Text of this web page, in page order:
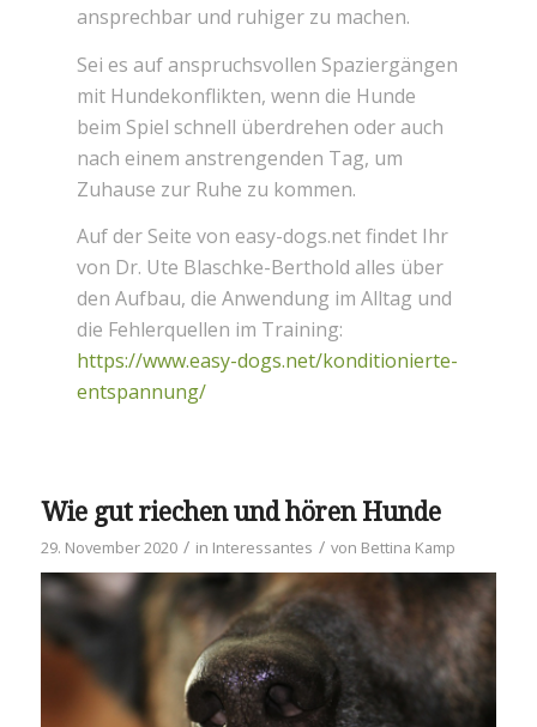
ansprechbar und ruhiger zu machen.
Sei es auf anspruchsvollen Spaziergängen
mit Hundekonflikten, wenn die Hunde
beim Spiel schnell überdrehen oder auch
nach einem anstrengenden Tag, um
Zuhause zur Ruhe zu kommen.
Auf der Seite von easy-dogs.net findet Ihr
von Dr. Ute Blaschke-Berthold alles über
den Aufbau, die Anwendung im Alltag und
die Fehlerquellen im Training:
https://www.easy-dogs.net/konditionierte-
entspannung/
Wie gut riechen und hören Hunde
29. November 2020 / in Interessantes / von Bettina Kamp